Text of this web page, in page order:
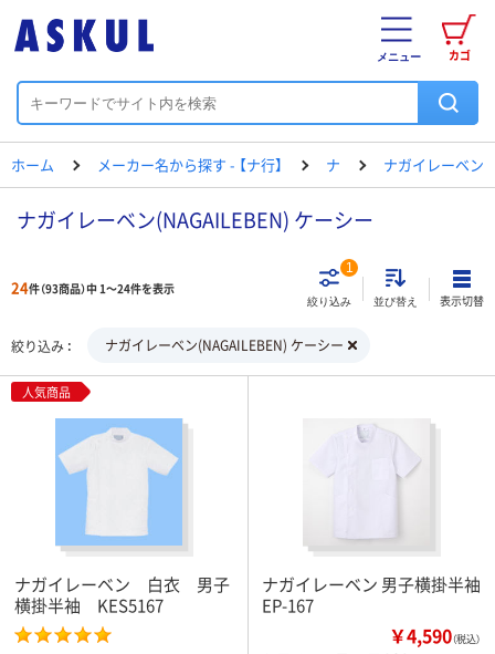
カゴ
メニュー
ホーム メーカー名から探す - 【ナ行】 ナ ナガイレーベン
ナガイレーベン(NAGAILEBEN) ケーシー
24件（93商品）中 1～24件を表示
絞り込み
1
並び替え 表示切替
絞り込み ナガイレーベン(NAGAILEBEN) ケーシー
人気商品
ナガイレーベン 白衣 男子
横掛半袖 KES5167
ナガイレーベン 男子横掛半袖
EP-167
￥4,590（税込）